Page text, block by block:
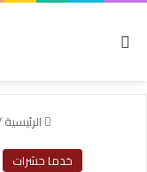
الرئيسية
خدما حشرات